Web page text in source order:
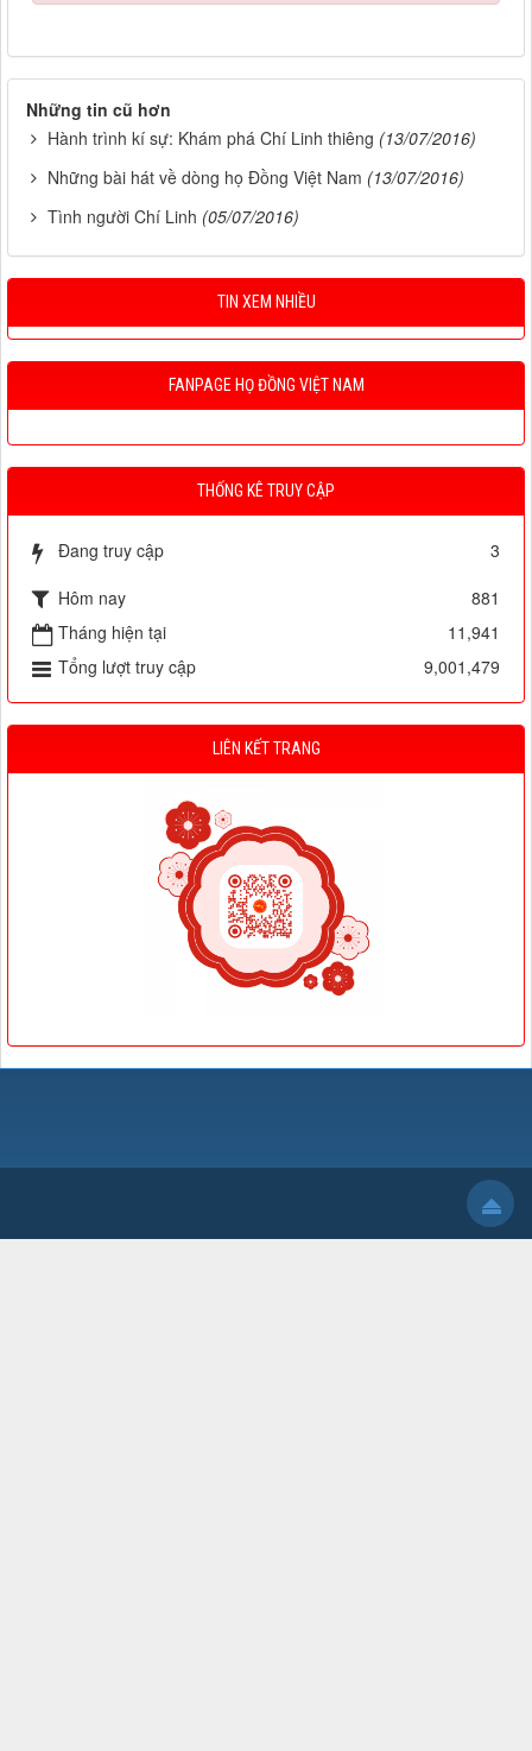
Những tin cũ hơn
Hành trình kí sự: Khám phá Chí Linh thiêng (13/07/2016)
Những bài hát về dòng họ Đồng Việt Nam (13/07/2016)
Tình người Chí Linh (05/07/2016)
TIN XEM NHIỀU
FANPAGE HỌ ĐỒNG VIỆT NAM
THỐNG KÊ TRUY CẬP
Đang truy cập
3
Hôm nay
881
Tháng hiện tại
11,941
Tổng lượt truy cập
9,001,479
LIÊN KẾT TRANG